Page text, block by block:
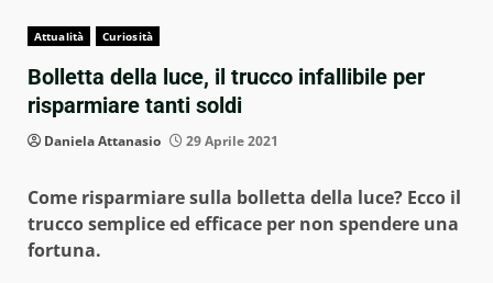
Attualità Curiosità
Bolletta della luce, il trucco infallibile per
risparmiare tanti soldi
Daniela Attanasio 29 Aprile 2021
Come risparmiare sulla bolletta della luce? Ecco il
trucco semplice ed efficace per non spendere una
fortuna.